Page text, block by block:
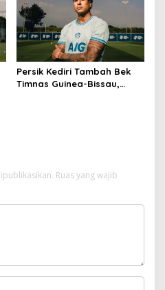
Persik Kediri Tambah Bek
Timnas Guinea-Bissau,
Ruas yang wajib